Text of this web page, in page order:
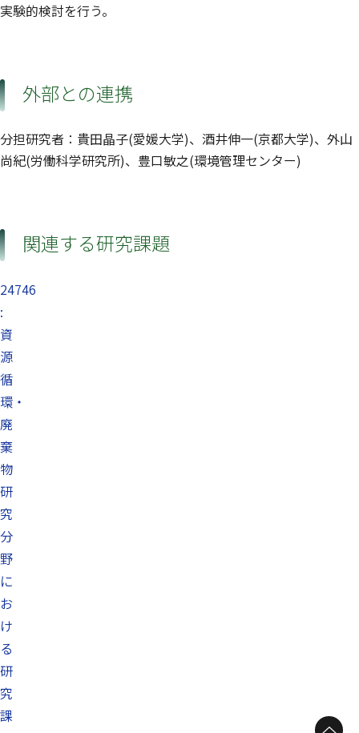
実験的検討を行う。
外部との連携
分担研究者：貴田晶子(愛媛大学)、酒井伸一(京都大学)、外山
尚紀(労働科学研究所)、豊口敏之(環境管理センター)
関連する研究課題
24746
:
資
源
循
環・
廃
棄
物
研
究
分
野
に
お
け
る
研
究
課